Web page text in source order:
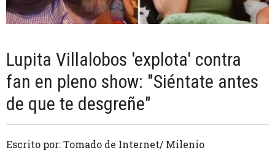
Lupita Villalobos 'explota' contra
fan en pleno show: "Siéntate antes
de que te desgreñe"
Escrito por: Tomado de Internet/ Milenio